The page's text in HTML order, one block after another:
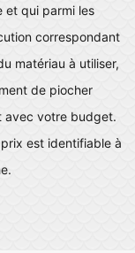
et qui parmi les
correspondant
matériau à utiliser,
de piocher
avec votre budget.
est identifiable à